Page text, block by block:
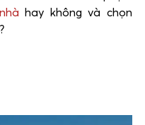
hay không và chọn